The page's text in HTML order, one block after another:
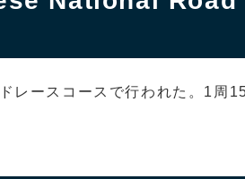
レースコースで行われた。1周